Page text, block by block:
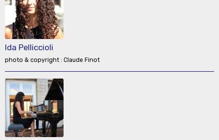
Ida Pelliccioli
photo & copyright : Claude Finot